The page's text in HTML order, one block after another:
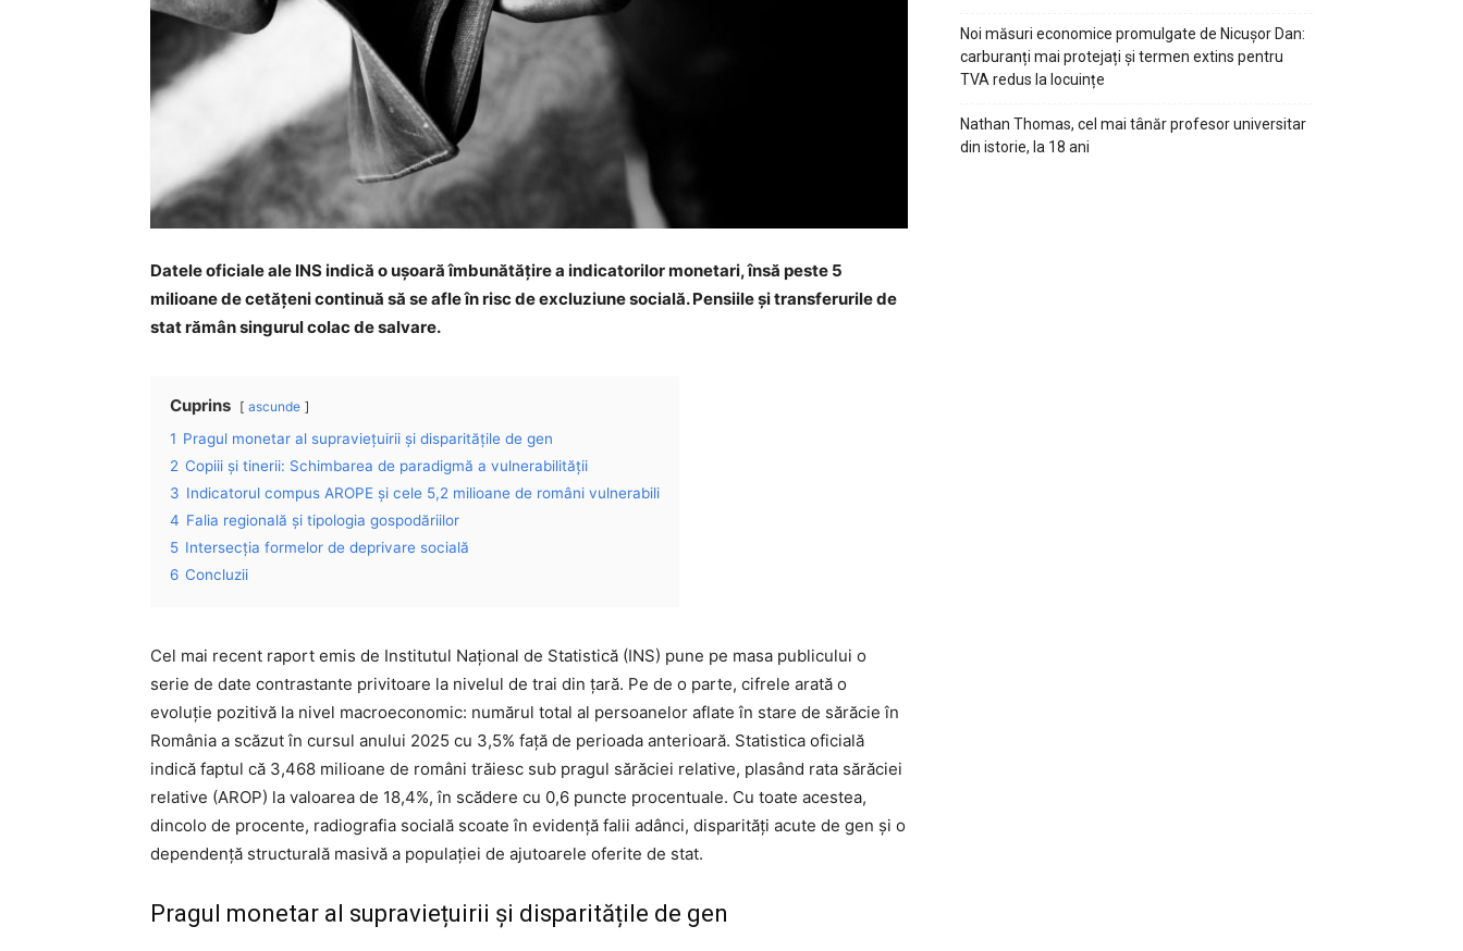
Datele oficiale ale INS indică o ușoară îmbunătățire a indicatorilor monetari, însă peste 5
milioane de cetățeni continuă să se afle în risc de excluziune socială. Pensiile și transferurile de
stat rămân singurul colac de salvare.
Cuprins ascunde
1 Pragul monetar al supraviețuirii și disparitățile de gen
2 Copiii și tinerii: Schimbarea de paradigmă a vulnerabilității
3 Indicatorul compus AROPE și cele 5,2 milioane de români vulnerabili
4 Falia regională și tipologia gospodăriilor
5 Intersecția formelor de deprivare socială
6 Concluzii
Cel mai recent raport emis de Institutul Național de Statistică (INS) pune pe masa publicului o
serie de date contrastante privitoare la nivelul de trai din țară. Pe de o parte, cifrele arată o
evoluție pozitivă la nivel macroeconomic: numărul total al persoanelor aflate în stare de sărăcie în
România a scăzut în cursul anului 2025 cu 3,5% față de perioada anterioară. Statistica oficială
indică faptul că 3,468 milioane de români trăiesc sub pragul sărăciei relative, plasând rata sărăciei
relative (AROP) la valoarea de 18,4%, în scădere cu 0,6 puncte procentuale. Cu toate acestea,
dincolo de procente, radiografia socială scoate în evidență falii adânci, disparități acute de gen și o
dependență structurală masivă a populației de ajutoarele oferite de stat.
Pragul monetar al supraviețuirii și disparitățile de gen
Noi măsuri economice promulgate de Nicușor Dan:
carburanți mai protejați și termen extins pentru
TVA redus la locuințe
Nathan Thomas, cel mai tânăr profesor universitar
din istorie, la 18 ani